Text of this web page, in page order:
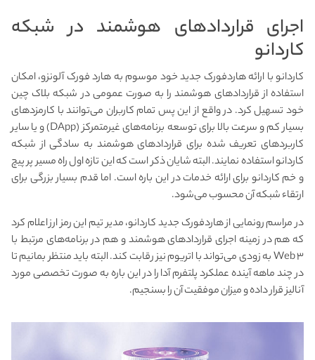
اجرای قراردادهای هوشمند در شبکه
کاردانو
کاردانو با ارائه هاردفورک جدید خود موسوم به هارد فورک آلونزو، امکان
استفاده از قراردادهای هوشمند را به صورت عمومی در شبکه بلاک چین
خود تسهیل کرد. در واقع از این پس تمام کاربران می‌توانند با کارمزدهای
بسیار کم و سرعت بالا برای توسعه برنامه‌های غیرمتمرکز (DApp) و یا سایر
کاربردهای تعریف شده برای قراردادهای هوشمند به سادگی از شبکه
کاردانو استفاده نمایند. البته شایان ذکر است که این تازه اول راه مسیر پر پیچ
و خم کاردانو برای ارائه خدمات در این باره است. اما قدم بسیار بزرگی برای
ارتقاء شبکه آن محسوب می‌شود.
در مراسم رونمایی از هاردفورک جدید کاردانو، مدیر تیم این رمز ارز اعلام کرد
که هم در زمینه اجرای قراردادهای هوشمند و هم در برنامه‌های مرتبط با
Web ۳ به زودی می‌تواند با اتریوم نیز رقابت کند. البته باید منتظر بمانیم تا
در چند ماهه آینده عملکرد پلتفرم آدا را در این باره به صورت تخصصی مورد
آنالیز قرار داده و میزان موفقیت آن را بسنجیم.